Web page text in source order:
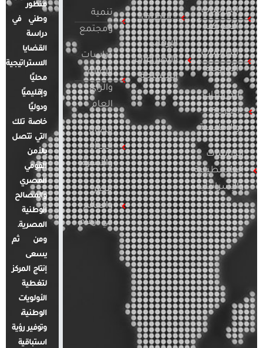
الدراسات
الأمريكية
الدراسات
الأوروبية
الدراسات
العربية
والإقليمية
الدراسات
الفلسطينية
والإسرائيلية
التطرف
الإرهاب
والصراعات
المسلحة
تنمية
ومجتمع
دراسات
الإعلام
والرأي
العام
قضايا
المرأة
والأسرة
مصر
والعالم
في أرقام
منظور
وطني في
دراسة
القضايا
الاستراتيجية
محليًا
وإقليميًا
ودوليًا
خاصة تلك
التي تتصل
بالأمن
القومي
المصري
والمصالح
الوطنية
المصرية.
ومن ثم
يسعى
إنتاج المركز
لتغطية
الأولويات
الوطنية،
وتوفير رؤية
استباقية